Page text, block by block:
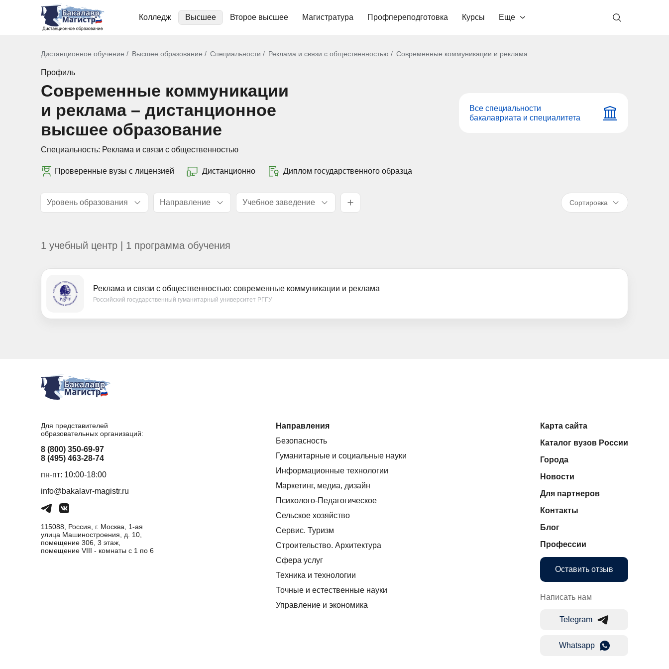
Колледж Высшее Второе высшее Магистратура Профпереподготовка Курсы Еще
Дистанционное обучение Высшее образование Специальности Реклама и связи с общественностью Современные коммуникации и реклама
Профиль
Современные коммуникации
и реклама – дистанционное
высшее образование
Специальность: Реклама и связи с общественностью
Все специальности
бакалавриата и специалитета
Проверенные вузы с лицензией Дистанционно Диплом государственного образца
Уровень образования Направление Учебное заведение Сортировка
1 учебный центр | 1 программа обучения
Реклама и связи с общественностью: современные коммуникации и реклама
Российский государственный гуманитарный университет РГГУ
Для представителей
образовательных организаций:
8 (800) 350-69-97
8 (495) 463-28-74
пн-пт: 10:00-18:00
info@bakalavr-magistr.ru
115088, Россия, г. Москва, 1-ая
улица Машиностроения, д. 10,
помещение 306, 3 этаж,
помещение VIII - комнаты с 1 по 6
Направления
Безопасность
Гуманитарные и социальные науки
Информационные технологии
Маркетинг, медиа, дизайн
Психолого-Педагогическое
Сельское хозяйство
Сервис. Туризм
Строительство. Архитектура
Сфера услуг
Техника и технологии
Точные и естественные науки
Управление и экономика
Карта сайта
Каталог вузов России
Города
Новости
Для партнеров
Контакты
Блог
Профессии
Оставить отзыв
Написать нам
Telegram
Whatsapp